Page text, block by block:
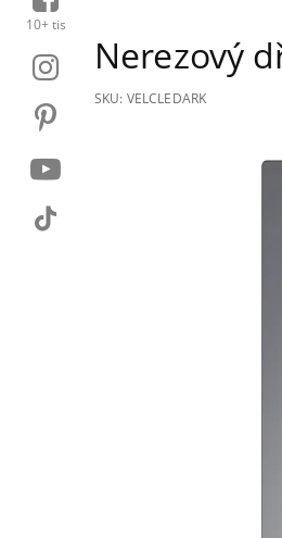
10+ tis
Nerezový
SKU: VELCLEDARK